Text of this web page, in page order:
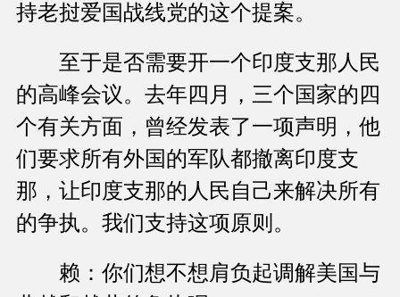
持老挝爱国战线党的这个提案。
至于是否需要开一个印度支那人民
的高峰会议。去年四月，三个国家的四
个有关方面，曾经发表了一项声明，他
们要求所有外国的军队都撤离印度支
那，让印度支那的人民自己来解决所有
的争执。我们支持这项原则。
赖：你们想不想肩负起调解美国与